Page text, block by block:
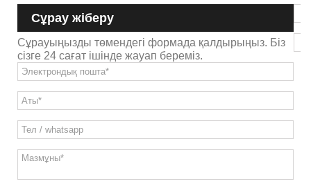
Сұрау жіберу
Сұрауыңызды төмендегі формада қалдырыңыз. Біз
сізге 24 сағат ішінде жауап береміз.